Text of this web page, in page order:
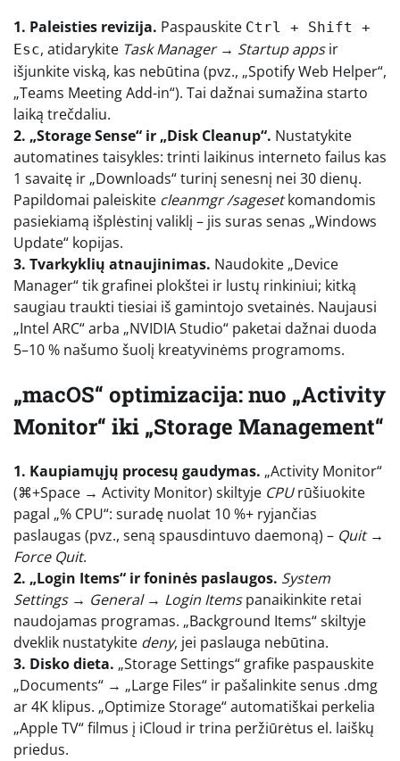
1. Paleisties revizija. Paspauskite Ctrl + Shift +
Esc, atidarykite Task Manager → Startup appsir
išjunkite viską, kas nebūtina (pvz., „Spotify Web Helper“,
„Teams Meeting Add-in“). Tai dažnai sumažina starto
laiką trečdaliu.
2. „Storage Sense“ ir „Disk Cleanup“. Nustatykite
automatines taisykles: trinti laikinus interneto failus kas
1 savaitę ir „Downloads“ turinį senesnį nei 30 dienų.
Papildomai paleiskite cleanmgr /sagesetkomandomis
pasiekiamą išplėstinį valiklį – jis suras senas „Windows
Update“ kopijas.
3. Tvarkyklių atnaujinimas. Naudokite „Device
Manager“ tik grafinei plokštei ir lustų rinkiniui; kitką
saugiau traukti tiesiai iš gamintojo svetainės. Naujausi
„Intel ARC“ arba „NVIDIA Studio“ paketai dažnai duoda
5–10 % našumo šuolį kreatyvinėms programoms.
„macOS“ optimizacija: nuo „Activity
Monitor“ iki „Storage Management“
1. Kaupiamųjų procesų gaudymas. „Activity Monitor“
(⌘+Space → Activity Monitor) skiltyje CPUrūšiuokite
pagal „% CPU“: suradę nuolat 10 %+ ryjančias
paslaugas (pvz., seną spausdintuvo daemoną) – Quit →
Force Quit.
2. „Login Items“ ir foninės paslaugos. System
Settings → General → Login Itemspanaikinkite retai
naudojamas programas. „Background Items“ skiltyje
dveklik nustatykite deny, jei paslauga nebūtina.
3. Disko dieta. „Storage Settings“ grafike paspauskite
„Documents“ → „Large Files“ ir pašalinkite senus .dmg
ar 4K klipus. „Optimize Storage“ automatiškai perkelia
„Apple TV“ filmus į iCloud ir trina peržiūrėtus el. laiškų
priedus.